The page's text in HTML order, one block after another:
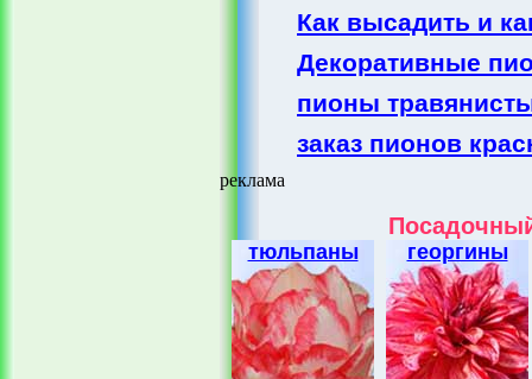
Как высадить и
Декоративные
пионы
заказ пионов
реклама
тюльпаны георгины